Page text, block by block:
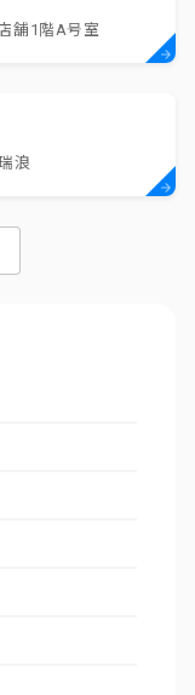
舗1階A号室
浪